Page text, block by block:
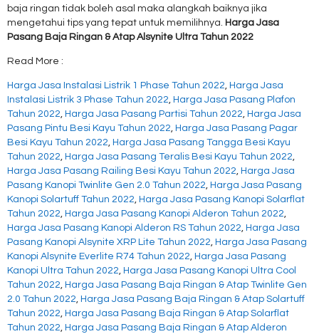
baja ringan tidak boleh asal maka alangkah baiknya jika
mengetahui tips yang tepat untuk memilihnya. Harga Jasa
Pasang Baja Ringan & Atap Alsynite Ultra Tahun 2022
Read More :
Harga Jasa Instalasi Listrik 1 Phase Tahun 2022, Harga Jasa
Instalasi Listrik 3 Phase Tahun 2022, Harga Jasa Pasang Plafon
Tahun 2022, Harga Jasa Pasang Partisi Tahun 2022, Harga Jasa
Pasang Pintu Besi Kayu Tahun 2022, Harga Jasa Pasang Pagar
Besi Kayu Tahun 2022, Harga Jasa Pasang Tangga Besi Kayu
Tahun 2022, Harga Jasa Pasang Teralis Besi Kayu Tahun 2022,
Harga Jasa Pasang Railing Besi Kayu Tahun 2022, Harga Jasa
Pasang Kanopi Twinlite Gen 2.0 Tahun 2022, Harga Jasa Pasang
Kanopi Solartuff Tahun 2022, Harga Jasa Pasang Kanopi Solarflat
Tahun 2022, Harga Jasa Pasang Kanopi Alderon Tahun 2022,
Harga Jasa Pasang Kanopi Alderon RS Tahun 2022, Harga Jasa
Pasang Kanopi Alsynite XRP Lite Tahun 2022, Harga Jasa Pasang
Kanopi Alsynite Everlite R74 Tahun 2022, Harga Jasa Pasang
Kanopi Ultra Tahun 2022, Harga Jasa Pasang Kanopi Ultra Cool
Tahun 2022, Harga Jasa Pasang Baja Ringan & Atap Twinlite Gen
2.0 Tahun 2022, Harga Jasa Pasang Baja Ringan & Atap Solartuff
Tahun 2022, Harga Jasa Pasang Baja Ringan & Atap Solarflat
Tahun 2022, Harga Jasa Pasang Baja Ringan & Atap Alderon